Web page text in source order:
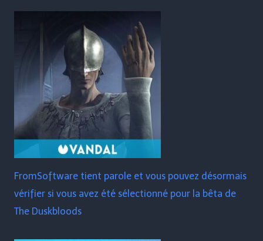
FromSoftware tient parole et vous pouvez désormais
vérifier si vous avez été sélectionné pour la bêta de
The Duskbloods